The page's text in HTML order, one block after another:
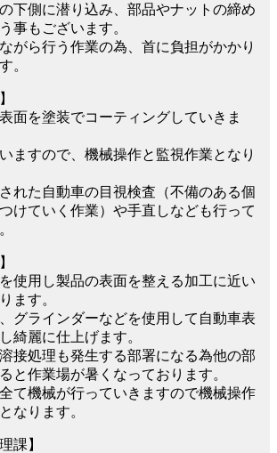
下側に潜り込み、部品やナットの締め
事もございます。
がら行う作業の為、首に負担がかかり
。
面を塗装でコーティングしていきま
ますので、機械操作と監視作業となり
れた自動車の目視検査（不備のある個
けていく作業）や手直しなども行って
使用し製品の表面を整える加工に近い
ます。
グラインダーなどを使用して自動車表
綺麗に仕上げます。
接処理も発生する部署になる為他の部
と作業場が暑くなっております。
て機械が行っていきますので機械操作
なります。
課】